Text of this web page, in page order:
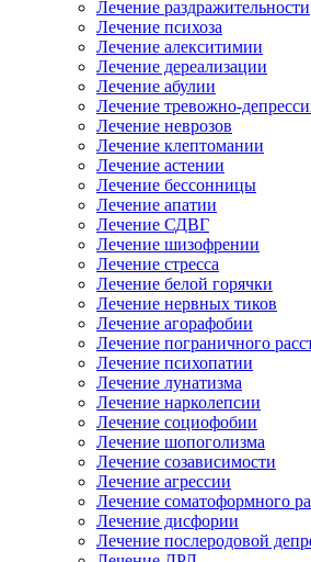
Лечение раздражительности
Лечение психоза
Лечение алекситимии
Лечение дереализации
Лечение абулии
Лечение тревожно-
Лечение неврозов
Лечение клептомании
Лечение астении
Лечение бессонницы
Лечение апатии
Лечение СДВГ
Лечение шизофрении
Лечение стресса
Лечение белой горячки
Лечение нервных тиков
Лечение агорафобии
Лечение пограничного
Лечение психопатии
Лечение лунатизма
Лечение нарколепсии
Лечение социофобии
Лечение шопоголизма
Лечение созависимости
Лечение агрессии
Лечение соматоформного
Лечение дисфории
Лечение послеродовой